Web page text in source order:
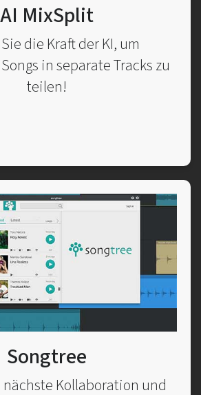
AI MixSplit
die Kraft der KI, um
in separate Tracks zu
teilen!
Songtree
Kollaboration und